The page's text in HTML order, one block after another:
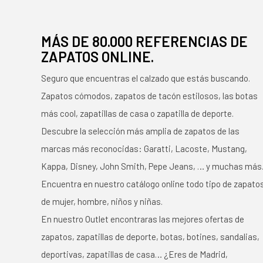
MÁS DE 80.000 REFERENCIAS DE
ZAPATOS ONLINE.
Seguro que encuentras el calzado que estás buscando.
Zapatos cómodos, zapatos de tacón estilosos, las botas
más cool, zapatillas de casa o zapatilla de deporte.
Descubre la selección más amplia de zapatos de las
marcas más reconocidas: Garatti, Lacoste, Mustang,
Kappa, Disney, John Smith, Pepe Jeans, … y muchas más.
Encuentra en nuestro catálogo online todo tipo de
de mujer, hombre, niños y niñas.
En nuestro Outlet encontraras las mejores ofertas de
zapatos, zapatillas de deporte, botas, botines, sandalias,
deportivas, zapatillas de casa… ¿Eres de Madrid,